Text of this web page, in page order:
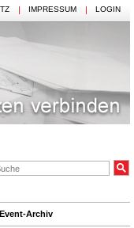
IMPRESSUM LOGIN
Event-Archiv